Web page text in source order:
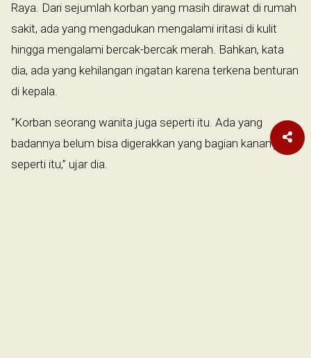
Raya. Dari sejumlah korban yang masih dirawat di rumah
sakit, ada yang mengadukan mengalami iritasi di kulit
hingga mengalami bercak-bercak merah. Bahkan, kata
dia, ada yang kehilangan ingatan karena terkena benturan
di kepala.
“Korban seorang wanita juga seperti itu. Ada yang
badannya belum bisa digerakkan yang bagian kanan juga
seperti itu,” ujar dia.